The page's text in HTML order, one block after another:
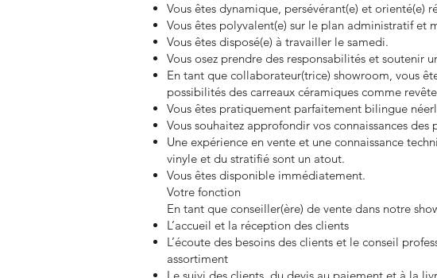
Vous êtes dynamique, persévérant(e) et orienté(e)
Vous êtes polyvalent(e) sur le plan administratif et
Vous êtes disposé(e) à travailler le samedi.
Vous osez prendre des responsabilités et soutenir
En tant que collaborateur(trice) showroom, vous
possibilités des carreaux céramiques comme
Vous êtes pratiquement parfaitement bilingue
Vous souhaitez approfondir vos connaissances des
Une expérience en vente et une connaissance
vinyle et du stratifié sont un atout.
Vous êtes disponible immédiatement.
Votre fonction
En tant que conseiller(ère) de vente dans notre
L’accueil et la réception des clients
L’écoute des besoins des clients et le conseil
assortiment